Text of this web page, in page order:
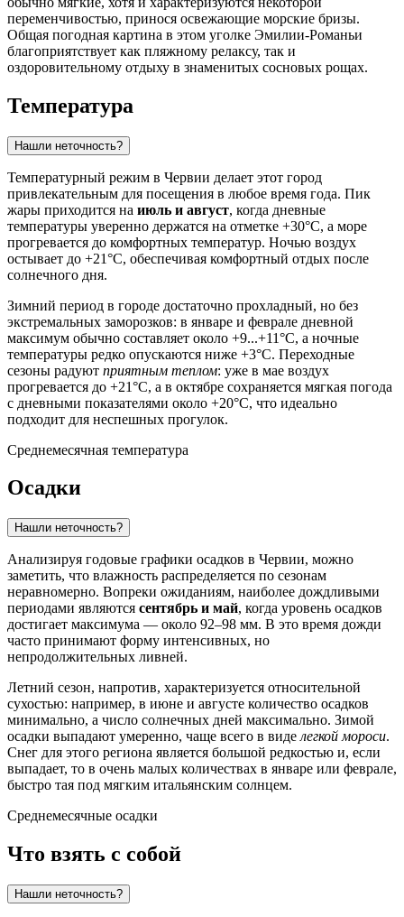
переменчивостью, принося освежающие морские бризы.
Общая погодная картина в этом уголке Эмилии-Романьи
благоприятствует как пляжному релаксу, так и
оздоровительному отдыху в знаменитых сосновых рощах.
Температура
Нашли неточность?
Температурный режим в Червии делает этот город
привлекательным для посещения в любое время года. Пик
жары приходится на июль и август, когда дневные
температуры уверенно держатся на отметке +30°C, а море
прогревается до комфортных температур. Ночью воздух
остывает до +21°C, обеспечивая комфортный отдых после
солнечного дня.
Зимний период в городе достаточно прохладный, но без
экстремальных заморозков: в январе и феврале дневной
максимум обычно составляет около +9...+11°C, а ночные
температуры редко опускаются ниже +3°C. Переходные
сезоны радуют приятным теплом: уже в мае воздух
прогревается до +21°C, а в октябре сохраняется мягкая погода
с дневными показателями около +20°C, что идеально
подходит для неспешных прогулок.
Среднемесячная температура
Осадки
Нашли неточность?
Анализируя годовые графики осадков в Червии, можно
заметить, что влажность распределяется по сезонам
неравномерно. Вопреки ожиданиям, наиболее дождливыми
периодами являются сентябрь и май, когда уровень осадков
достигает максимума — около 92–98 мм. В это время дожди
часто принимают форму интенсивных, но
непродолжительных ливней.
Летний сезон, напротив, характеризуется относительной
сухостью: например, в июне и августе количество осадков
минимально, а число солнечных дней максимально. Зимой
осадки выпадают умеренно, чаще всего в виде легкой мороси.
Снег для этого региона является большой редкостью и, если
выпадает, то в очень малых количествах в январе или феврале,
быстро тая под мягким итальянским солнцем.
Среднемесячные осадки
Что взять с собой
Нашли неточность?